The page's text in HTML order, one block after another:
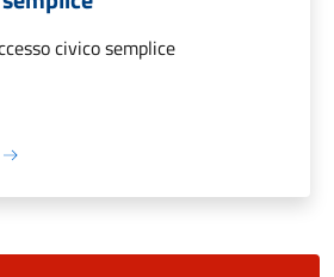
civico semplice